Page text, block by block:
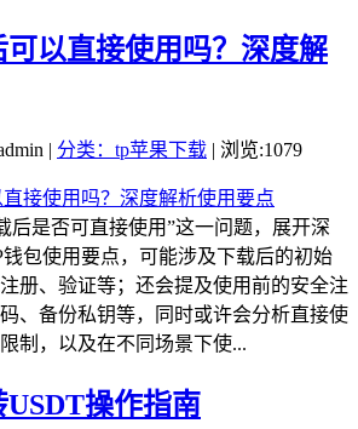
以直接使用吗？深度解
| 分类：tp苹果下载 | 浏览:1079
后是否可直接使用”这一问题，展开深
包使用要点，可能涉及下载后的初始
册、验证等；还会提及使用前的安全注
、备份私钥等，同时或许会分析直接使
制，以及在不同场景下使...
操作指南